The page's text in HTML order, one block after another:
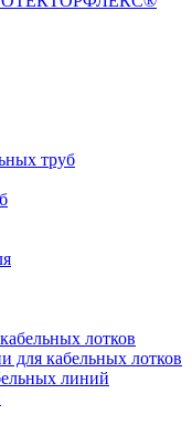
труб
лотков
для кабельных лотков
линий